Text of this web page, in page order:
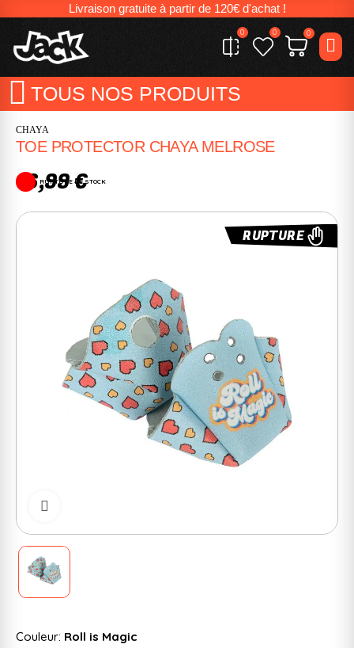
Livraison gratuite à partir de 120€ d'achat !
0 0 0
TOUS NOS PRODUITS
CHAYA
TOE PROTECTOR CHAYA MELROSE
16,99 €
RUPTURE DE STOCK
RUPTURE
Couleur: Roll is Magic